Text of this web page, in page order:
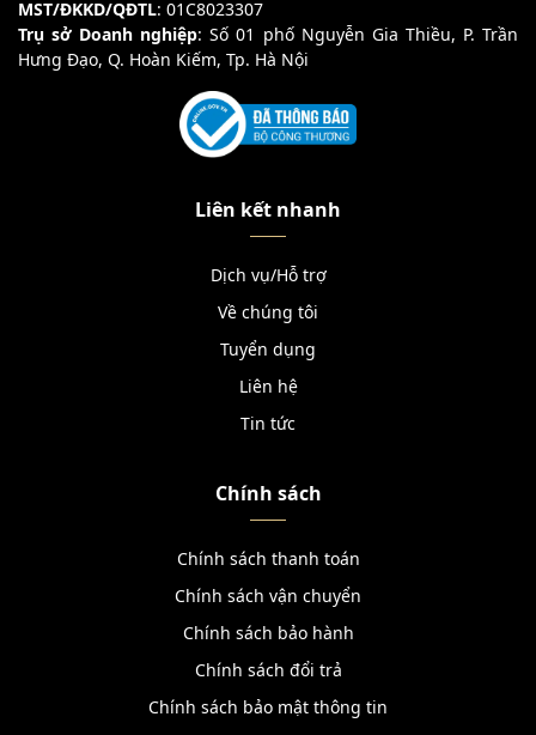
MST/ĐKKD/QĐTL: 01C8023307
Trụ sở Doanh nghiệp: Số 01 phố Nguyễn Gia Thiều, P. Trần
Hưng Đạo, Q. Hoàn Kiếm, Tp. Hà Nội
Liên kết nhanh
Dịch vụ/Hỗ trợ
Về chúng tôi
Tuyển dụng
Liên hệ
Tin tức
Chính sách
Chính sách thanh toán
Chính sách vận chuyển
Chính sách bảo hành
Chính sách đổi trả
Chính sách bảo mật thông tin